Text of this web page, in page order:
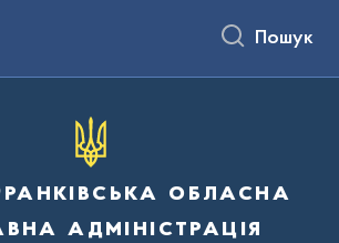
Пошук
обласна
адміністрація